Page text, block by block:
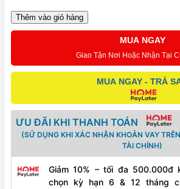
Thêm vào giỏ hàng
MUA NGAY
Giao Tận Nơi Hoặc Nhận Tại
MUA NGAY - TRẢ
ƯU ĐÃI KHI THANH TOÁN
(SỬ DỤNG KHI XÁC NHẬN KHOẢN VAY
TÀI CHÍNH)
Giảm 10% – tối đa 500.000đ
chọn kỳ hạn 6 & 12 tháng